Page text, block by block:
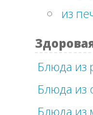
из
Блюда из
Блюда из
Блюда из